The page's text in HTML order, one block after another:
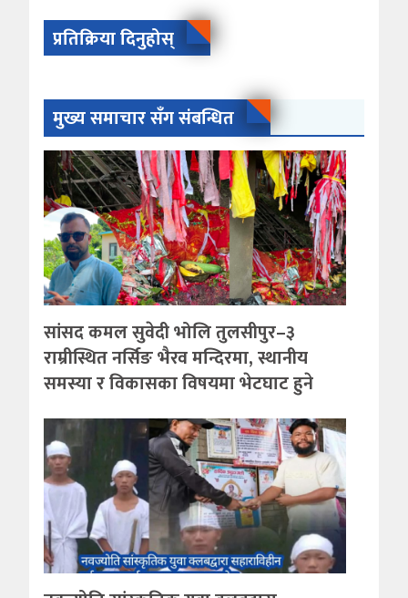
प्रतिक्रिया दिनुहोस्
मुख्य समाचार सँग संबन्धित
सांसद कमल सुवेदी भोलि तुलसीपुर–३
राम्रीस्थित नर्सिङ भैरव मन्दिरमा, स्थानीय
समस्या र विकासका विषयमा भेटघाट हुने